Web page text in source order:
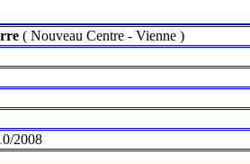
( Nouveau Centre- Vienne)
2008